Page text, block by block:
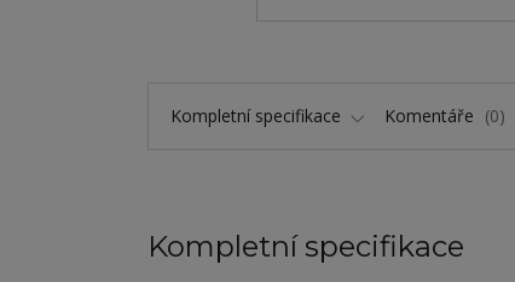
Kompletní specifikace Komentáře 0
Kompletní specifikace